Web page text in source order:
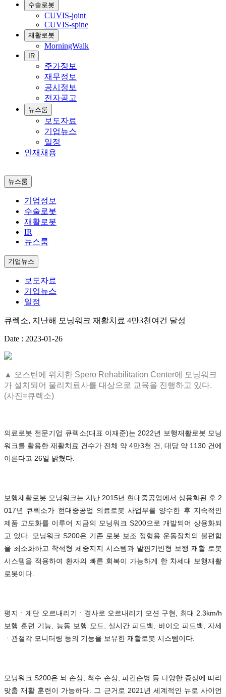
수술로봇
CUVIS-joint
CUVIS-spine
재활로봇
MorningWalk
IR
주가정보
재무정보
공시정보
전자공고
뉴스룸
보도자료
기업뉴스
일정
인재채용
뉴스룸
기업정보
수술로봇
재활로봇
IR
뉴스룸
기업뉴스
보도자료
기업뉴스
일정
큐렉소, 지난해 모닝워크 재활치료 4만3천여건 달성
Date : 2023-01-26
▲ 오스틴에 위치한 Spero Rehabilitation Center에 모닝워크
가 설치되어 물리치료사를 대상으로 교육을 진행하고 있다.
(사진=큐렉소)
의료로봇 전문기업 큐렉소(대표 이재준)는 2022년 보행재활로봇 모닝
워크를 활용한 재활치료 건수가 전체 약 4만3천 건, 대당 약 1130 건에
이른다고 26일 밝혔다.
보행재활로봇 모닝워크는 지난 2015년 현대중공업에서 상용화된 후 2
017년 큐렉소가 현대중공업 의료로봇 사업부를 양수한 후 지속적인
제품 고도화를 이루어 지금의 모닝워크 S200으로 개발되어 상용화되
고 있다. 모닝워크 S200은 기존 로봇 보조 정형용 운동장치의 불편함
을 최소화하고 착석형 체중지지 시스템과 발판기반형 보행 재활 로봇
시스템을 적용하여 환자의 빠른 회복이 가능하게 한 차세대 보행재활
로봇이다.
평지ㆍ계단 오르내리기ㆍ경사로 오르내리기 모션 구현, 최대 2.3km/h
보행 훈련 기능, 능동 보행 모드, 실시간 피드백, 바이오 피드백, 자세
ㆍ관절각 모니터링 등의 기능을 보유한 재활로봇 시스템이다.
모닝워크 S200은 뇌 손상, 척수 손상, 파킨슨병 등 다양한 증상에 따라
맞춤 재활 훈련이 가능하다. 그 근거로 2021년 세계적인 뉴로 사이언